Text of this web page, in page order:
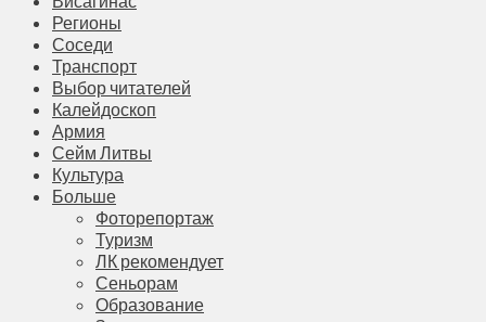
Регионы
Соседи
Транспорт
Выбор читателей
Калейдоскоп
Армия
Сейм Литвы
Культура
Больше
Фоторепортаж
Туризм
ЛК рекомендует
Сеньорам
Образование